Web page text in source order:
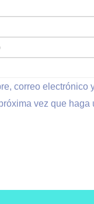
correo electrónico
vez que haga